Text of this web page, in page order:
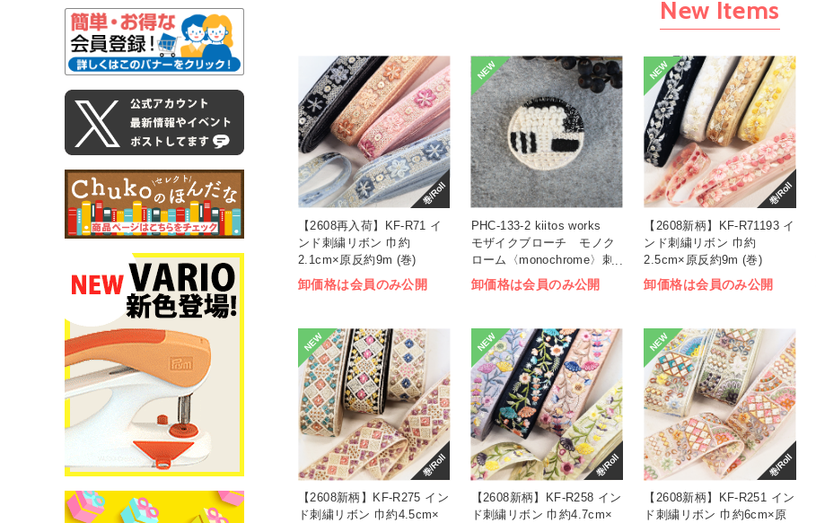
New Items
巻/Roll
【2608再入荷】KF-R71 イ
ンド刺繍リボン 巾約
2.1cm×原反約9m (巻)
卸価格は会員のみ公開
NEW
PHC-133-2 kiitos works
モザイクブローチ モノク
ローム〈monochrome〉刺
しゅうキット (袋)
卸価格は会員のみ公開
巻/Roll
NEW
【2608新柄】KF-R71193 イ
ンド刺繍リボン 巾約
2.5cm×原反約9m (巻)
卸価格は会員のみ公開
巻/Roll
NEW
【2608新柄】KF-R275 イン
ド刺繍リボン 巾約4.5cm×
NEW
巻/Roll
【2608新柄】KF-R258 イン
ド刺繍リボン 巾約4.7cm×
NEW
巻/Roll
【2608新柄】KF-R251 イン
ド刺繍リボン 巾約6cm×原